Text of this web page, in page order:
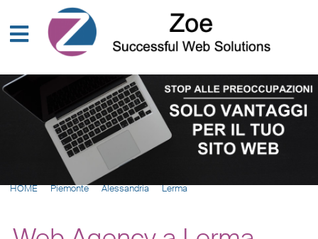
HOME Piemonte Alessandria Lerma